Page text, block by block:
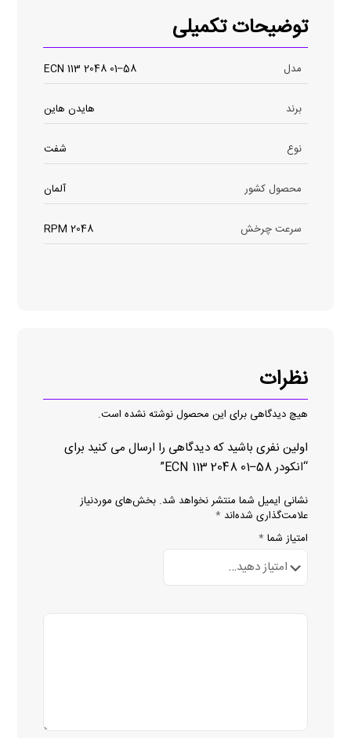
توضیحات تکمیلی
مدل ECN 113 2048 01–58
برند هایدن هاین
نوع شفت
محصول کشور آلمان
سرعت چرخش 2048 RPM
نظرات
هیچ دیدگاهی برای این محصول نوشته نشده است.
اولین نفری باشید که دیدگاهی را ارسال می کنید برای
“انکودر ECN 113 2048 01–58”
نشانی ایمیل شما منتشر نخواهد شد. بخش‌های موردنیاز
علامت‌گذاری شده‌اند *
امتیاز شما *